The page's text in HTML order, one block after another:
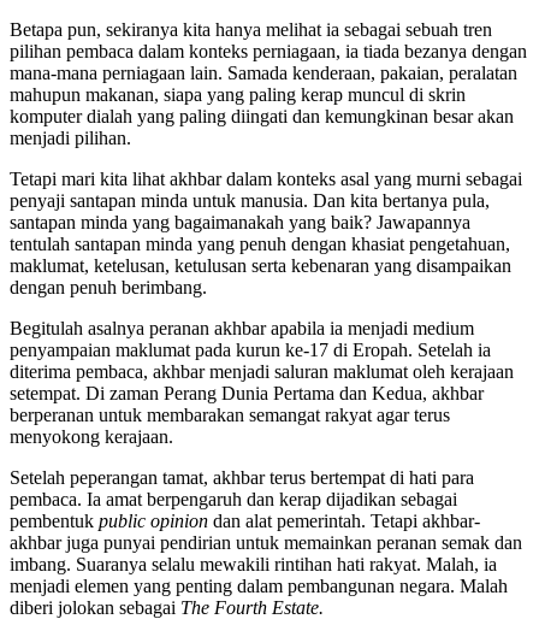
Betapa pun, sekiranya kita hanya melihat ia sebagai sebuah tren
pilihan pembaca dalam konteks perniagaan, ia tiada bezanya dengan
mana-mana perniagaan lain. Samada kenderaan, pakaian, peralatan
mahupun makanan, siapa yang paling kerap muncul di skrin
komputer dialah yang paling diingati dan kemungkinan besar akan
menjadi pilihan.
Tetapi mari kita lihat akhbar dalam konteks asal yang murni sebagai
penyaji santapan minda untuk manusia. Dan kita bertanya pula,
santapan minda yang bagaimanakah yang baik? Jawapannya
tentulah santapan minda yang penuh dengan khasiat pengetahuan,
maklumat, ketelusan, ketulusan serta kebenaran yang disampaikan
dengan penuh berimbang.
Begitulah asalnya peranan akhbar apabila ia menjadi medium
penyampaian maklumat pada kurun ke-17 di Eropah. Setelah ia
diterima pembaca, akhbar menjadi saluran maklumat oleh kerajaan
setempat. Di zaman Perang Dunia Pertama dan Kedua, akhbar
berperanan untuk membarakan semangat rakyat agar terus
menyokong kerajaan.
Setelah peperangan tamat, akhbar terus bertempat di hati para
pembaca. Ia amat berpengaruh dan kerap dijadikan sebagai
pembentuk public opinion dan alat pemerintah. Tetapi akhbar-
akhbar juga punyai pendirian untuk memainkan peranan semak dan
imbang. Suaranya selalu mewakili rintihan hati rakyat. Malah, ia
menjadi elemen yang penting dalam pembangunan negara. Malah
diberi jolokan sebagai The Fourth Estate.